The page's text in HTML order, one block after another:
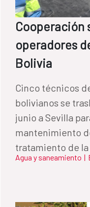
Cooperación
operadores
Bolivia
Cinco técnicos
bolivianos se
junio a Sevilla
mantenimiento
tratamiento de
de Sevilla
Agua y saneamiento |